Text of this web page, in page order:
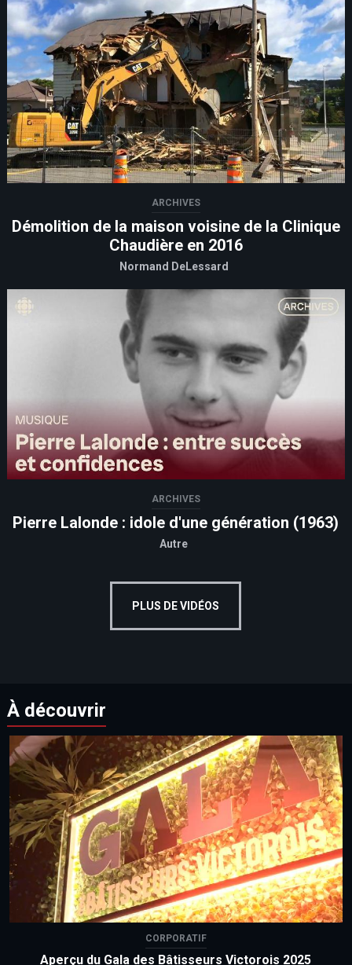
ARCHIVES
Démolition de la maison voisine de la Clinique
Chaudière en 2016
Normand DeLessard
ARCHIVES
Pierre Lalonde : idole d'une génération (1963)
Autre
PLUS DE VIDÉOS
À découvrir
CORPORATIF
Aperçu du Gala des Bâtisseurs Victorois 2025